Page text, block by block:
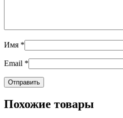
Имя *
Email *
Похожие товары